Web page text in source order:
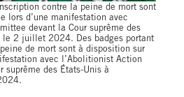
contre la peine de mort sont
lors d’une manifestation avec
devant la Cour suprême des
le 2 juillet 2024. Des badges portant
de mort sont à disposition sur
avec l’Abolitionist Action
suprême des États-Unis à